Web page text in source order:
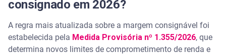
consignado em 2026?
A regra mais atualizada sobre a margem consignável foi
estabelecida pela Medida Provisória nº 1.355/2026, que
determina novos limites de comprometimento de renda e